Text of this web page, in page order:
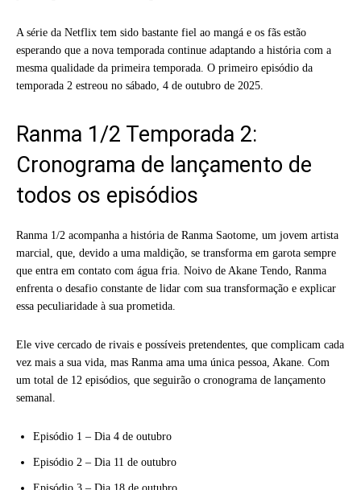
A série da Netflix tem sido bastante fiel ao mangá e os fãs estão
esperando que a nova temporada continue adaptando a história com a
mesma qualidade da primeira temporada. O primeiro episódio da
temporada 2 estreou no sábado, 4 de outubro de 2025.
Ranma 1/2 Temporada 2:
Cronograma de lançamento de
todos os episódios
Ranma 1/2 acompanha a história de Ranma Saotome, um jovem artista
marcial, que, devido a uma maldição, se transforma em garota sempre
que entra em contato com água fria. Noivo de Akane Tendo, Ranma
enfrenta o desafio constante de lidar com sua transformação e explicar
essa peculiaridade à sua prometida.
Ele vive cercado de rivais e possíveis pretendentes, que complicam cada
vez mais a sua vida, mas Ranma ama uma única pessoa, Akane. Com
um total de 12 episódios, que seguirão o cronograma de lançamento
semanal.
Episódio 1 – Dia 4 de outubro
Episódio 2 – Dia 11 de outubro